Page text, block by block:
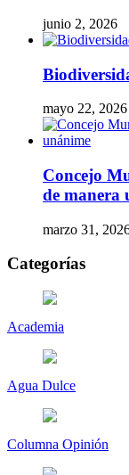
junio 2, 2026
mayo 22, 2026
Concejo
de manera
marzo 31,
Categorías
Academia
Agua Dulce
Columna Opinión